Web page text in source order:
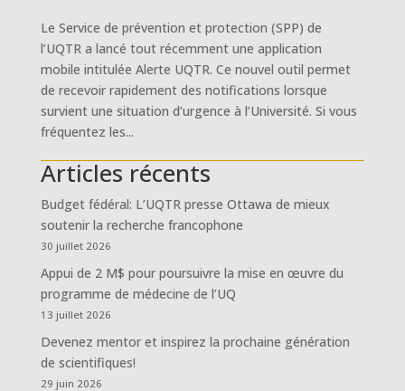
Le Service de prévention et protection (SPP) de
l’UQTR a lancé tout récemment une application
mobile intitulée Alerte UQTR. Ce nouvel outil permet
de recevoir rapidement des notifications lorsque
survient une situation d’urgence à l’Université. Si vous
fréquentez les...
Articles récents
Budget fédéral: L’UQTR presse Ottawa de mieux
soutenir la recherche francophone
30 juillet 2026
Appui de 2 M$ pour poursuivre la mise en œuvre du
programme de médecine de l’UQ
13 juillet 2026
Devenez mentor et inspirez la prochaine génération
de scientifiques!
29 juin 2026